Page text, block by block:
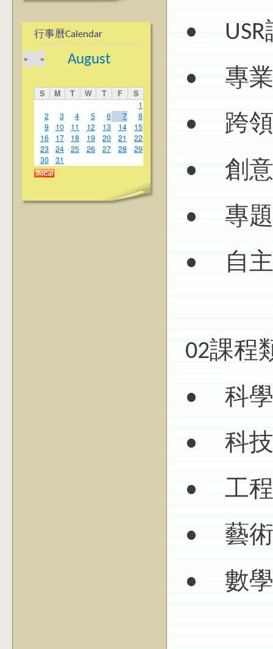
行事曆Calendar
August
«
»
S M T W T F
S
1
2
3 4 5 6 7
8
9
10 11 12 13 14
15
16
17 18 19 20 21
22
23
24 25 26 27 28
29
30
31
• USR
• 專業
• 跨領
• 創意
• 專題/
• 自主
02課程
• 科學
• 科技
• 工程
• 藝術
• 數學